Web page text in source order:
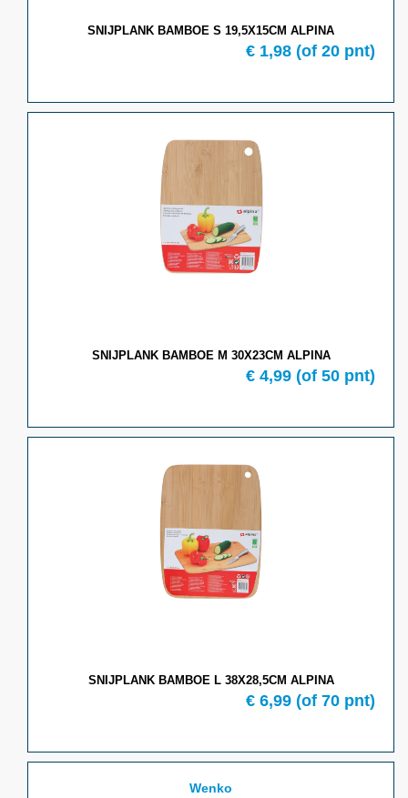
SNIJPLANK BAMBOE S 19,5X15CM ALPINA
€ 1,98 (of 20 pnt)
SNIJPLANK BAMBOE M 30X23CM ALPINA
€ 4,99 (of 50 pnt)
SNIJPLANK BAMBOE L 38X28,5CM ALPINA
€ 6,99 (of 70 pnt)
Wenko